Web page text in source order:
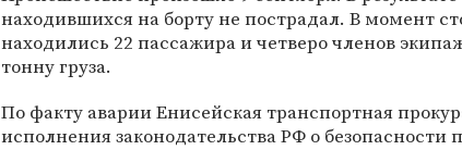
находившихся на борту не пострадал. В момент
находились 22 пассажира и четверо членов
тонну груза.
По факту аварии Енисейская транспортная
исполнения законодательства РФ о безопасности